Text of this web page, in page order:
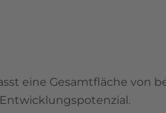
eine Gesamtfläche von